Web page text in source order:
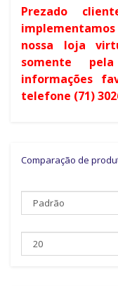
Prezado
nossa loja
somente
informações
telefone (71)
Comparação de